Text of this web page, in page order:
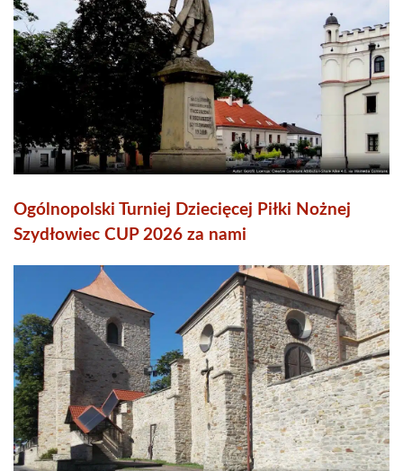
Ogólnopolski Turniej Dziecięcej Piłki Nożnej
Szydłowiec CUP 2026 za nami